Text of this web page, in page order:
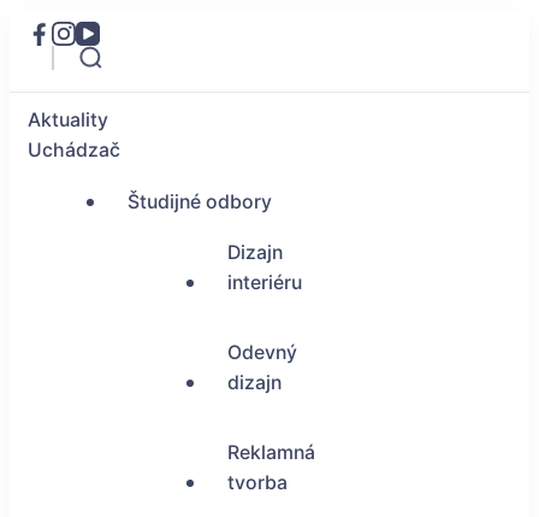
Aktuality
Uchádzač
Študijné odbory
Dizajn
interiéru
Odevný
dizajn
Reklamná
tvorba